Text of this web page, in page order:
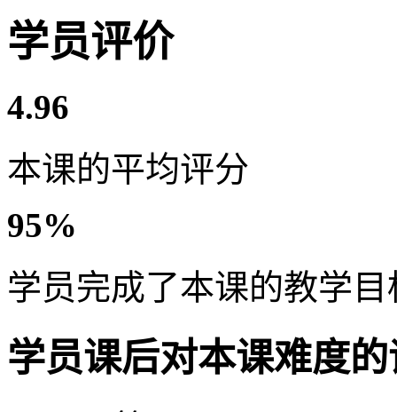
学员评价
4.96
本课的平均评分
95%
学员完成了本课的教学目
学员课后对本课难度